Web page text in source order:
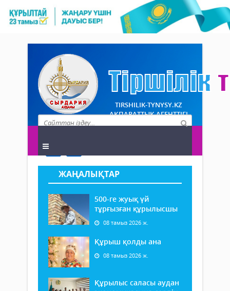
TIRSHILIK-TYNYSY.KZ
АҚПАРАТТЫҚ АГЕНТТІГІ
ЖАҢАЛЫҚТАР
500-ге жуық үй
тұрғызған құрылысшы
08 тамыз 2026 ж.
Құрыш қолды ана
08 тамыз 2026 ж.
Құрылыс саласы аудан